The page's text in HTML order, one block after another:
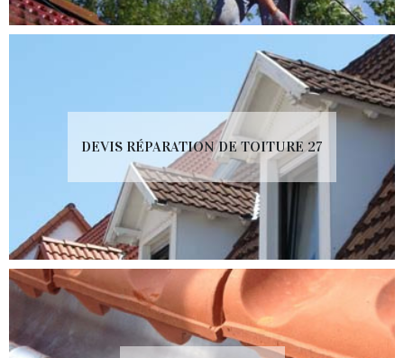
DEVIS RÉPARATION DE TOITURE 27